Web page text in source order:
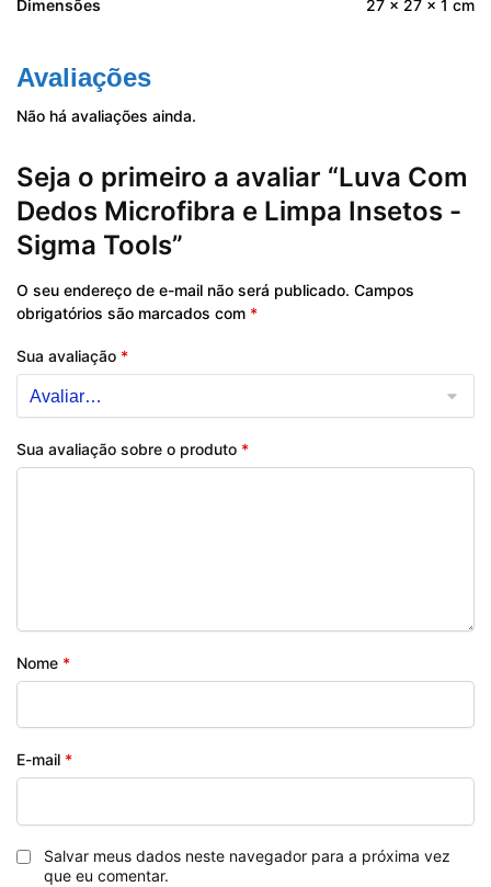
Dimensões 27 × 27 × 1 cm
Avaliações
Não há avaliações ainda.
Seja o primeiro a avaliar “Luva Com
Dedos Microfibra e Limpa Insetos -
Sigma Tools”
O seu endereço de e-mail não será publicado. Campos
obrigatórios são marcados com *
Sua avaliação *
Sua avaliação sobre o produto *
Nome *
E-mail *
Salvar meus dados neste navegador para a próxima vez
que eu comentar.